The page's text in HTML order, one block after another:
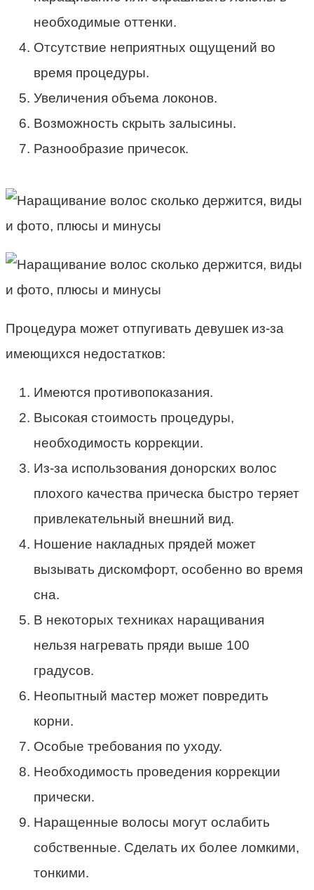
необходимые оттенки.
Отсутствие неприятных ощущений во
время процедуры.
Увеличения объема локонов.
Возможность скрыть залысины.
Разнообразие причесок.
Процедура может отпугивать девушек из-за
имеющихся недостатков:
Имеются противопоказания.
Высокая стоимость процедуры,
необходимость коррекции.
Из-за использования донорских волос
плохого качества прическа быстро теряет
привлекательный внешний вид.
Ношение накладных прядей может
вызывать дискомфорт, особенно во время
сна.
В некоторых техниках наращивания
нельзя нагревать пряди выше 100
градусов.
Неопытный мастер может повредить
корни.
Особые требования по уходу.
Необходимость проведения коррекции
прически.
Наращенные волосы могут ослабить
собственные. Сделать их более ломкими,
тонкими.